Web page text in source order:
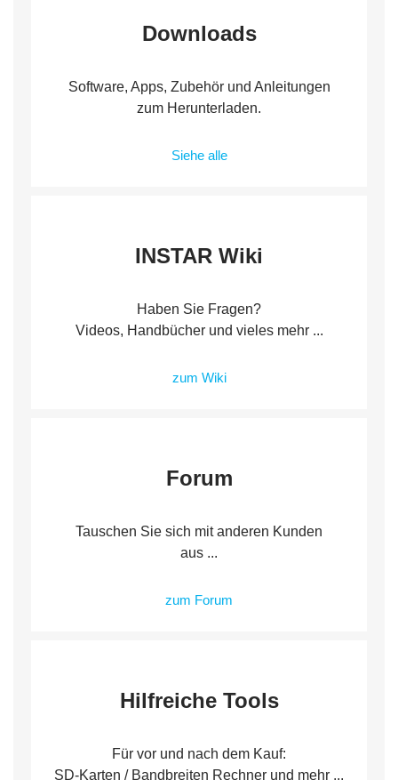
Downloads
Software, Apps, Zubehör und Anleitungen
zum Herunterladen.
Siehe alle
INSTAR Wiki
Haben Sie Fragen?
Videos, Handbücher und vieles mehr ...
zum Wiki
Forum
Tauschen Sie sich mit anderen Kunden
aus ...
zum Forum
Hilfreiche Tools
Für vor und nach dem Kauf:
SD-Karten / Bandbreiten Rechner und mehr ...